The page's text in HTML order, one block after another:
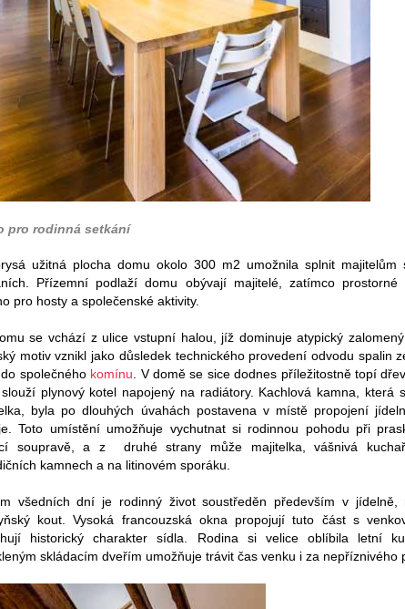
pro rodinná setkání
užitná plocha domu okolo 300 m2 umožnila splnit majitelům
Přízemní podlaží domu obývají majitelé, zatímco
pro hosty a společenské aktivity.
se vchází z ulice vstupní halou, jíž dominuje atypický
motiv vznikl jako důsledek technického provedení odvodu spalin
společného komínu. V domě se sice dodnes příležitostně topí
plynový kotel napojený na radiátory. Kachlová kamna, která
byla po dlouhých úvahách postavena v místě propojení
Toto umístění umožňuje vychutnat si rodinnou pohodu při
soupravě, a z druhé strany může majitelka, vášnivá
kamnech a na litinovém sporáku.
všedních dní je rodinný život soustředěn především v jídelně,
kout. Vysoká francouzská okna propojují tuto část s
historický charakter sídla. Rodina si velice oblíbila letní
skládacím dveřím umožňuje trávit čas venku i za nepříznivého